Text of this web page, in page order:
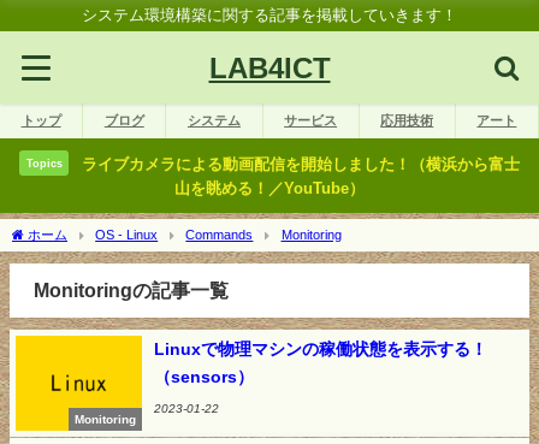
システム環境構築に関する記事を掲載していきます！
LAB4ICT
トップ ブログ システム サービス 応用技術 アート
Topics
ライブカメラによる動画配信を開始しました！（横浜から富士
山を眺める！／YouTube）
ホーム OS - Linux Commands Monitoring
Monitoringの記事一覧
Monitoring
Linuxで物理マシンの稼働状態を表示する！
（sensors）
2023-01-22